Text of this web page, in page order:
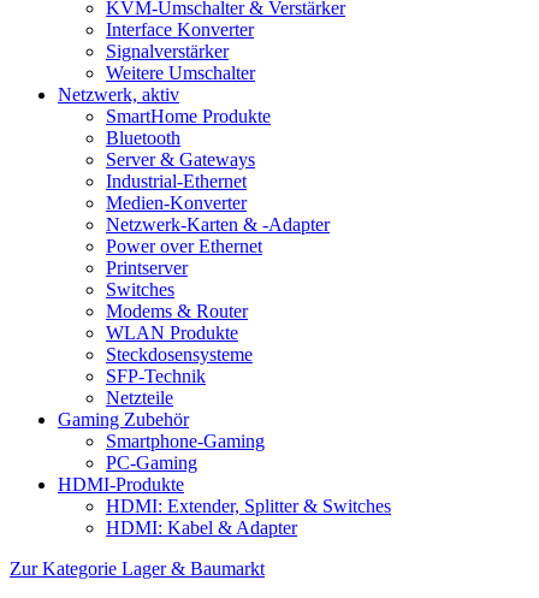
KVM-Umschalter & Verstärker
Interface Konverter
Signalverstärker
Weitere Umschalter
Netzwerk, aktiv
SmartHome Produkte
Bluetooth
Server & Gateways
Industrial-Ethernet
Medien-Konverter
Netzwerk-Karten & -Adapter
Power over Ethernet
Printserver
Switches
Modems & Router
WLAN Produkte
Steckdosensysteme
SFP-Technik
Netzteile
Gaming Zubehör
Smartphone-Gaming
PC-Gaming
HDMI-Produkte
HDMI: Extender, Splitter & Switches
HDMI: Kabel & Adapter
Zur Kategorie Lager & Baumarkt